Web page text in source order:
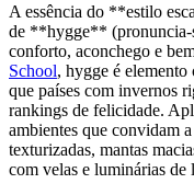
A essência do **estilo
de **hygge** (pronuncia-
conforto, aconchego e
School, hygge é
que países com invernos
rankings de felicidade.
ambientes que convidam
texturizadas, mantas
com velas e luminárias de